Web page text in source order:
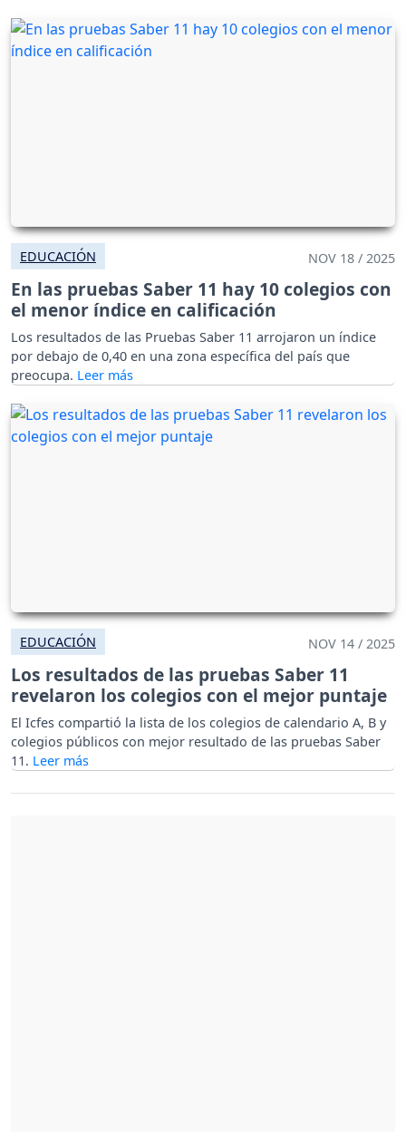
EDUCACIÓN NOV 18 / 2025
En las pruebas Saber 11 hay 10 colegios con
el menor índice en calificación
Los resultados de las Pruebas Saber 11 arrojaron un índice
por debajo de 0,40 en una zona específica del país que
preocupa.
EDUCACIÓN NOV 14 / 2025
Los resultados de las pruebas Saber 11
revelaron los colegios con el mejor puntaje
El Icfes compartió la lista de los colegios de calendario A, B y
colegios públicos con mejor resultado de las pruebas Saber
11.